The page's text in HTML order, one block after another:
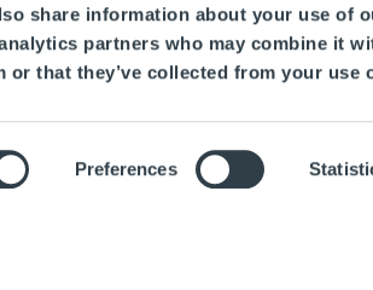
share information about your use of
partners who may combine it
or that they’ve collected from your use
Preferences
mit der Absicht, Lieferanten
die einen direkten Einfluss auf die
oder Verwaltungsbeziehung mit
Entitäten haben könnten.